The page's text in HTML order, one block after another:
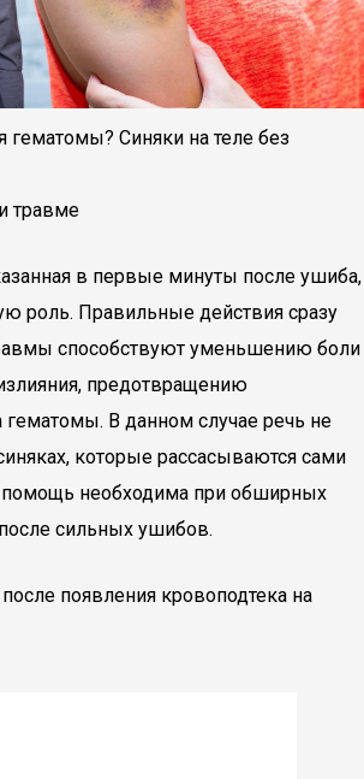
гематомы? Синяки на теле без
травме
в первые минуты после ушиба,
роль. Правильные действия сразу
способствуют уменьшению боли
предотвращению
гематомы. В данном случае речь не
которые рассасываются сами
помощь необходима при обширных
сильных ушибов.
появления кровоподтека на